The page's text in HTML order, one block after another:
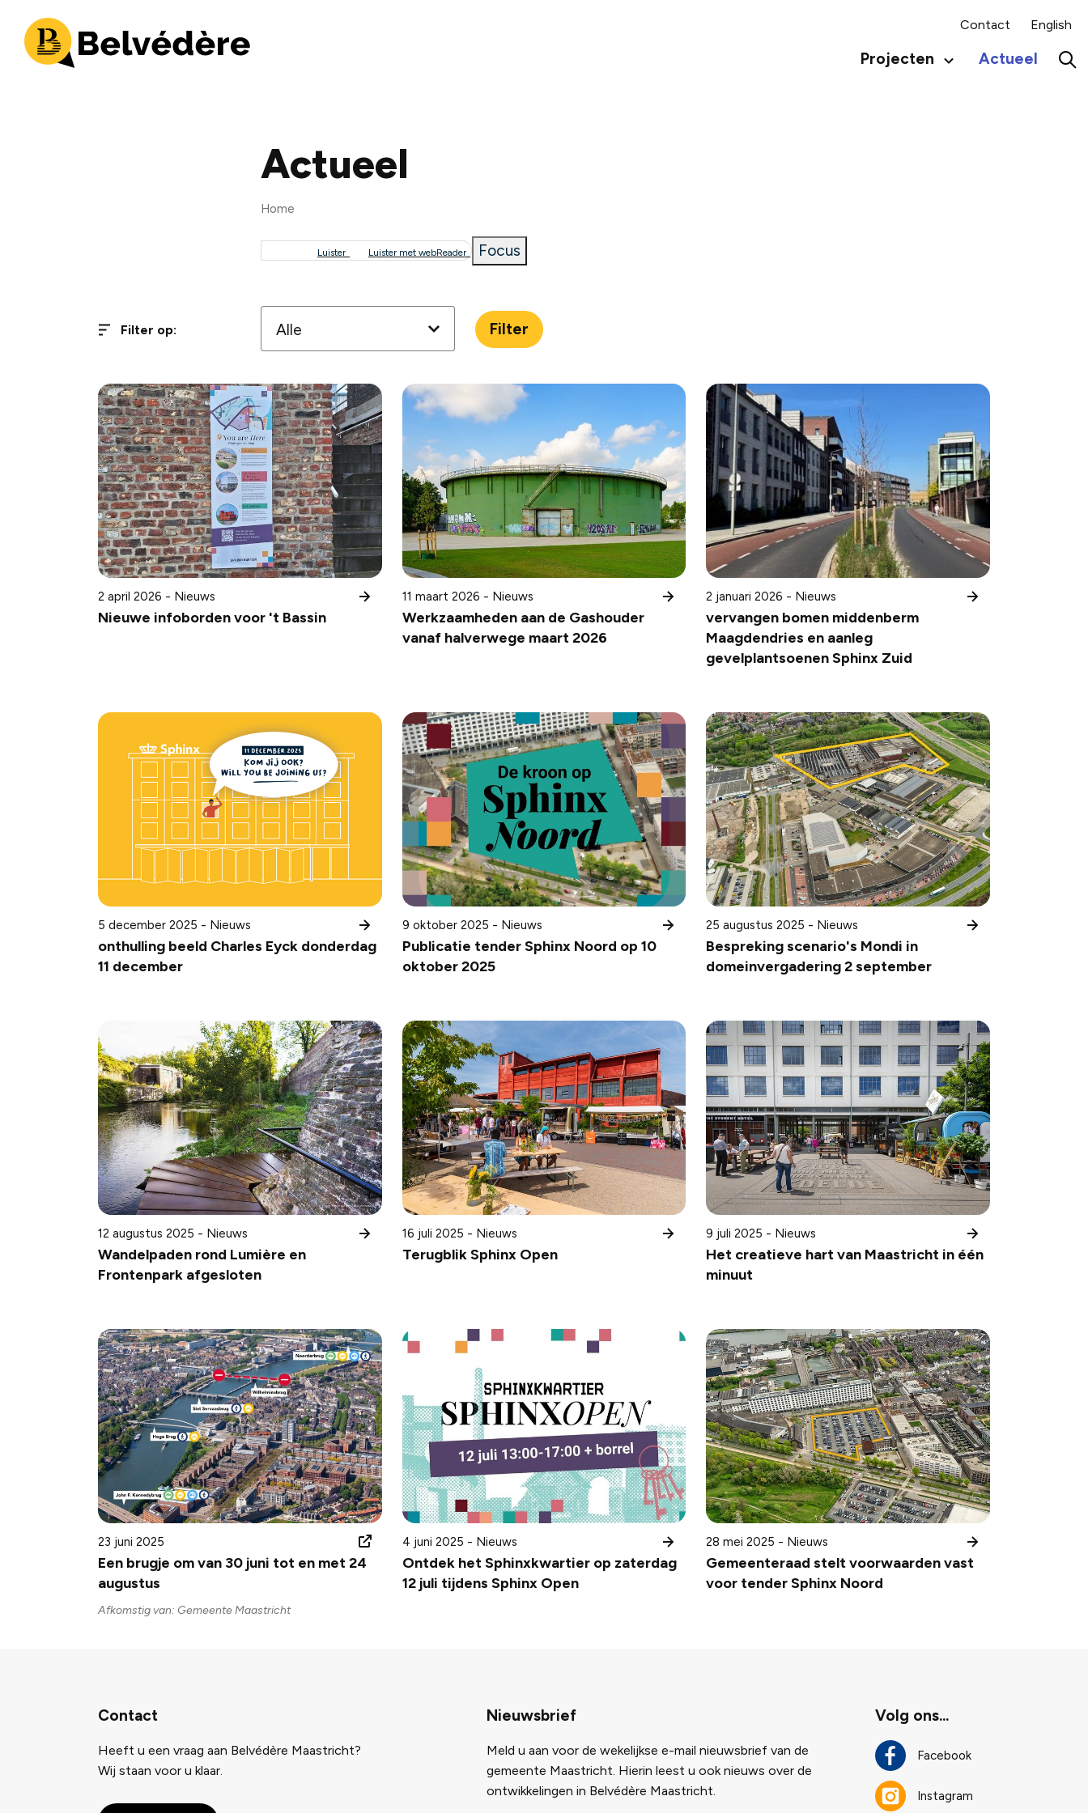
Secundair
Contact English
Projecten Actueel
Actueel
Kruimelpad
Home
Luister Luister met webReader Focus
Filter op:
Nieuwe infoborden voor 't Bassin
2 april 2026 - Nieuws
Werkzaamheden aan de Gashouder
vanaf halverwege maart 2026
11 maart 2026 - Nieuws
vervangen bomen middenberm
Maagdendries en aanleg
gevelplantsoenen Sphinx Zuid
2 januari 2026 - Nieuws
onthulling beeld Charles Eyck donderdag
11 december
5 december 2025 - Nieuws
Publicatie tender Sphinx Noord op 10
oktober 2025
9 oktober 2025 - Nieuws
Bespreking scenario's Mondi in
domeinvergadering 2 september
25 augustus 2025 - Nieuws
Wandelpaden rond Lumière en
Frontenpark afgesloten
12 augustus 2025 - Nieuws
Terugblik Sphinx Open
16 juli 2025 - Nieuws
Het creatieve hart van Maastricht in één
minuut
9 juli 2025 - Nieuws
Een brugje om van 30 juni tot en met 24
augustus
Afkomstig van: Gemeente Maastricht
23 juni 2025
Ontdek het Sphinxkwartier op zaterdag
12 juli tijdens Sphinx Open
4 juni 2025 - Nieuws
Gemeenteraad stelt voorwaarden vast
voor tender Sphinx Noord
28 mei 2025 - Nieuws
Contact
Heeft u een vraag aan Belvédère Maastricht?
Wij staan voor u klaar.
Nieuwsbrief
Meld u aan voor de wekelijkse e-mail nieuwsbrief van de
gemeente Maastricht. Hierin leest u ook nieuws over de
ontwikkelingen in Belvédère Maastricht.
Volg ons...
Facebook
Instagram